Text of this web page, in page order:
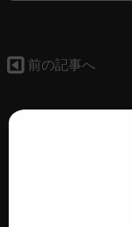
前の記事へ